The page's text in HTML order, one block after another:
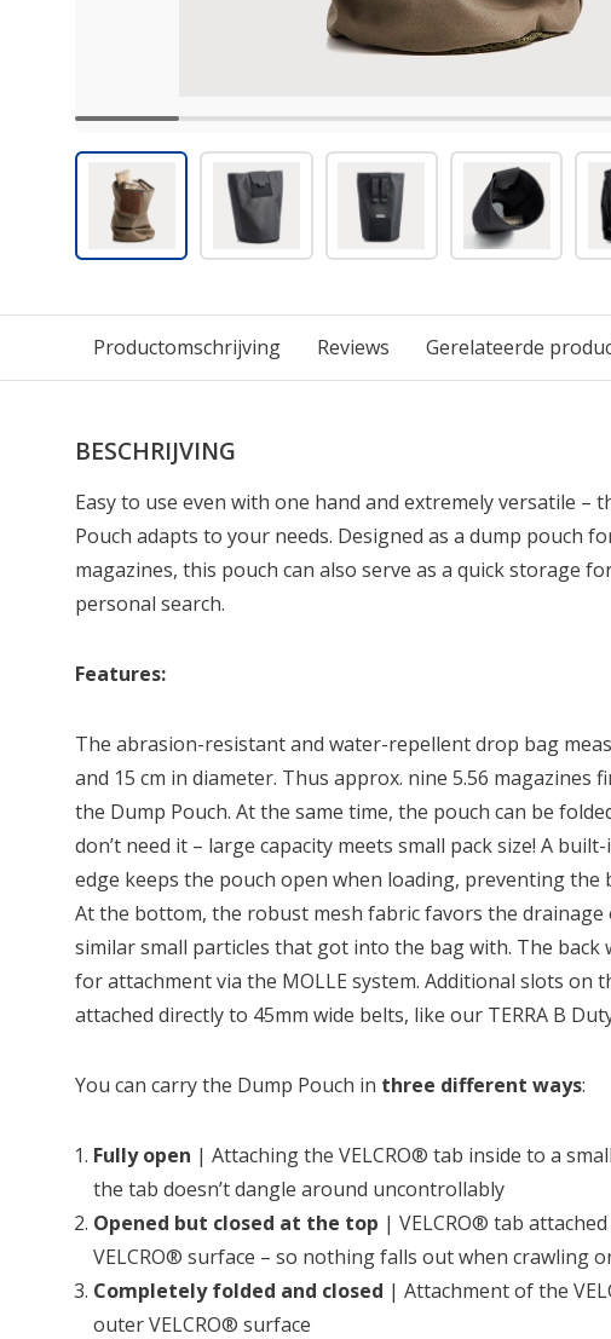
Productomschrijving Reviews Gerelateerde
BESCHRIJVING
Easy to use even with one hand and extremely versatile –
Pouch adapts to your needs. Designed as a dump pouch
magazines, this pouch can also serve as a quick storage
personal search.
Features:
The abrasion-resistant and water-repellent drop bag
and 15 cm in diameter. Thus approx. nine 5.56 magazines
the Dump Pouch. At the same time, the pouch can be
don’t need it – large capacity meets small pack size! A
edge keeps the pouch open when loading, preventing the
At the bottom, the robust mesh fabric favors the drainage
similar small particles that got into the bag with. The back
for attachment via the MOLLE system. Additional slots on
attached directly to 45mm wide belts, like our TERRA B
You can carry the Dump Pouch in three different ways:
Fully open | Attaching the VELCRO® tab inside to a
the tab doesn’t dangle around uncontrollably
Opened but closed at the top | VELCRO® tab
VELCRO® surface – so nothing falls out when crawling
Completely folded and closed | Attachment of the
outer VELCRO® surface